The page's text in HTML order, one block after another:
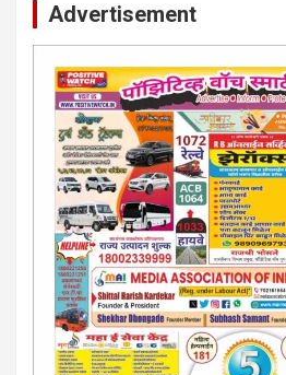
कायदेशीर सल्ला या मार्गदर्शन पाहिजे.
परिस्थितीनुसार तुम्ही जर आर्थिक,
शारीरीक त्रास, फसवणूक सारख्या
पायरी चढला असाल तर चिंता नकाे..
कायदेशीर सल्ला देऊ. - आजच संपर्क
या AD सतिश कुंभार -9860944728
मराठी.. इंग्रजी पेपरला जाहिरात
मराठी इंग्रजी दैनिकासाठी जिल्हा, राज्य
जातील. नवशक्ती, फ्री प्रेस जर्नल साठी
13/213/4 सेल्स , डिमांड नाेटीस
जाहिरात पब्लिश करू. माेबा. 9420939699
Advertisement